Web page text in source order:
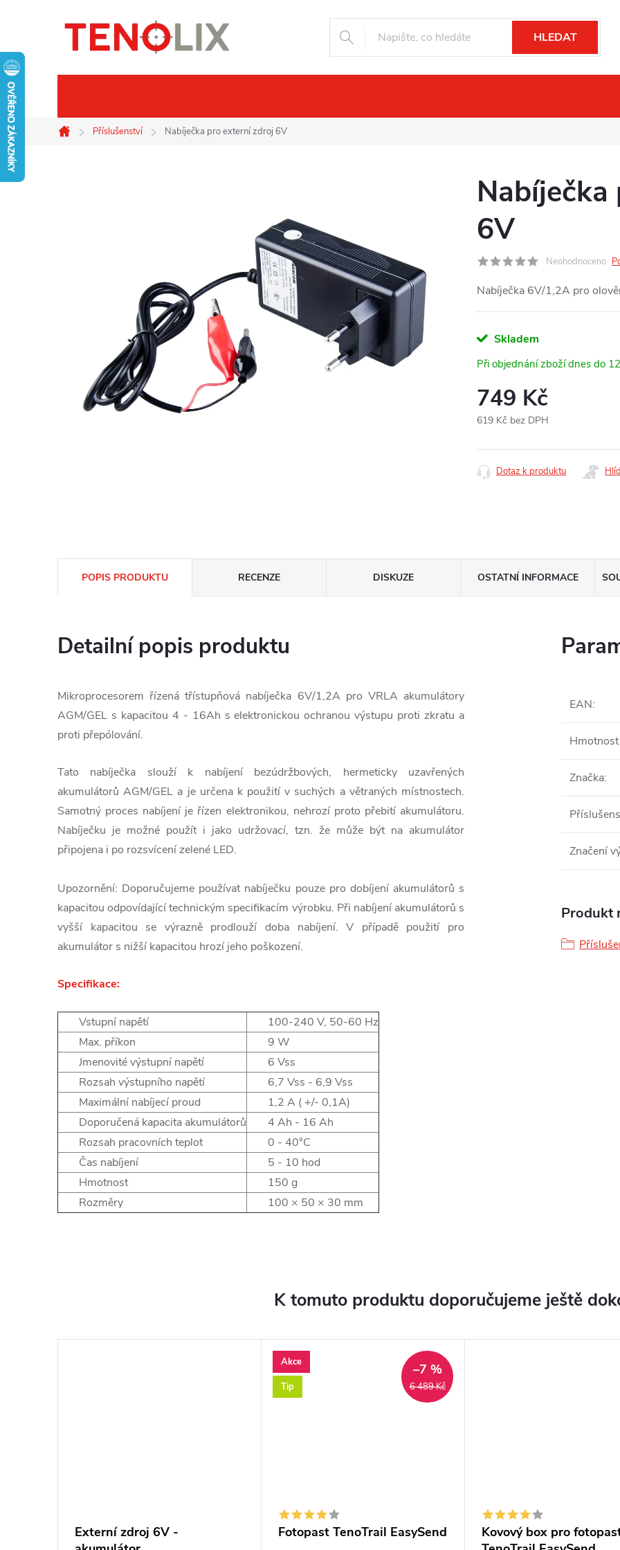
HLEDAT
Domů
Příslušenství Nabíječka pro externí zdroj 6V
6V
Neohodnoceno
Nabíječka 6V/1,2A pro
Skladem
Při objednání zboží dnes do
749 Kč
619 Kč bez DPH
cena:
Dotaz k produktu
POPIS PRODUKTU RECENZE DISKUZE OSTATNÍ INFORMACE
Detailní popis produktu
Mikroprocesorem řízená třístupňová nabíječka 6V/1,2A pro VRLA akumulátory
AGM/GEL s kapacitou 4 - 16Ah s elektronickou ochranou výstupu proti zkratu a
proti přepólování.
Tato nabíječka slouží k nabíjení bezúdržbových, hermeticky uzavřených
akumulátorů AGM/GEL a je určena k použití v suchých a větraných místnostech.
Samotný proces nabíjení je řízen elektronikou, nehrozí proto přebití akumulátoru.
Nabíječku je možné použít i jako udržovací, tzn. že může být na akumulátor
připojena i po rozsvícení zelené LED.
Upozornění: Doporučujeme používat nabíječku pouze pro dobíjení akumulátorů s
kapacitou odpovídající technickým specifikacím výrobku. Při nabíjení akumulátorů s
vyšší kapacitou se výrazně prodlouží doba nabíjení. V případě použití pro
akumulátor s nižší kapacitou hrozí jeho poškození.
Specifikace:
Vstupní napětí
100-240 V, 50-60 Hz
Max. příkon
9 W
Jmenovité výstupní napětí
6 Vss
Rozsah výstupního napětí
6,7 Vss - 6,9 Vss
Maximální nabíjecí proud
1,2 A ( +/- 0,1A)
Doporučená kapacita akumulátorů
4 Ah - 16 Ah
Rozsah pracovních teplot
0 - 40°C
Čas nabíjení
5 - 10 hod
Hmotnost
150 g
Rozměry
100 × 50 × 30 mm
EAN:
Značka:
Značení
Produkt
K tomuto produktu doporučujeme ještě
Externí zdroj 6V -
Akce
Tip
6 489 Kč
–7 %
Fotopast TenoTrail EasySend
Kovový box pro